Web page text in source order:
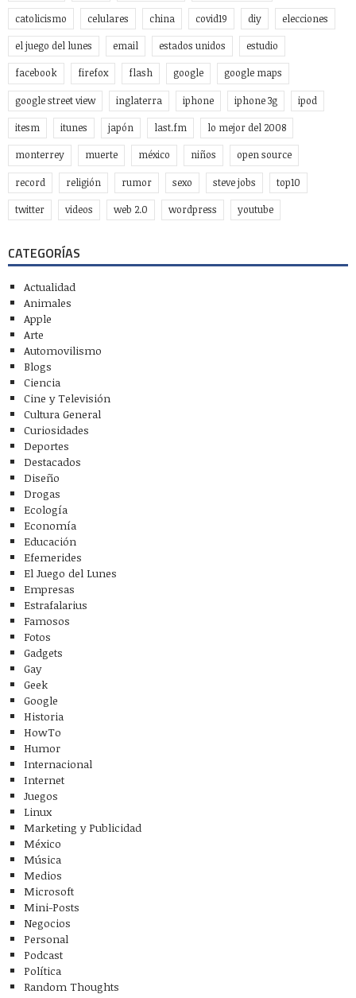
catolicismo celulares china covid19 diy elecciones
el juego del lunes email estados unidos estudio
facebook firefox flash google google maps
google street view inglaterra iphone iphone 3g ipod
itesm itunes japón last.fm lo mejor del 2008
monterrey muerte méxico niños open source
record religión rumor sexo steve jobs top10
twitter videos web 2.0 wordpress youtube
CATEGORÍAS
Actualidad
Animales
Apple
Arte
Automovilismo
Blogs
Ciencia
Cine y Televisión
Cultura General
Curiosidades
Deportes
Destacados
Diseño
Drogas
Ecología
Economía
Educación
Efemerides
El Juego del Lunes
Empresas
Estrafalarius
Famosos
Fotos
Gadgets
Gay
Geek
Google
Historia
HowTo
Humor
Internacional
Internet
Juegos
Linux
Marketing y Publicidad
México
Música
Medios
Microsoft
Mini-Posts
Negocios
Personal
Podcast
Política
Random Thoughts